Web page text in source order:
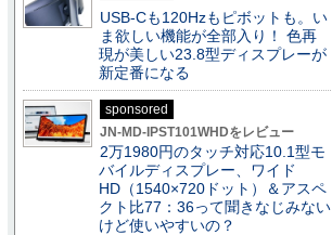
USB-Cも120Hzもピボットも。い
ま欲しい機能が全部入り！ 色再
現が美しい23.8型ディスプレーが
新定番になる
sponsored
JN-MD-IPST101WHDをレビュー
2万1980円のタッチ対応10.1型モ
バイルディスプレー、ワイド
HD（1540×720ドット）＆アスペ
クト比77：36って聞きなじみない
けど使いやすいの？